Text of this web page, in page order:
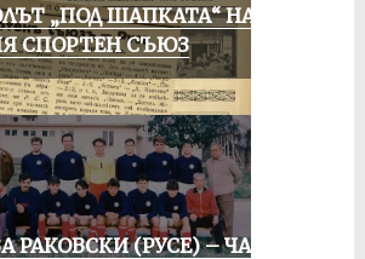
„ПОД ШАПКАТА“ НА
СПОРТЕН СЪЮЗ
РАКОВСКИ (РУСЕ) – ЧАСТ